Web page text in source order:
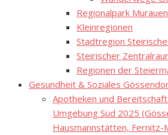
Regionalpark Murauen
Kleinregionen
Stadtregion
Steirischer
Regionen der
Gesundheit & Soziales
Apotheken und
Umgebung Süd 2025
Hausmannstätten, Fernitz-